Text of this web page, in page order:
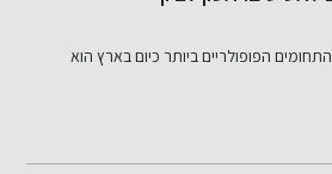
הפופולריים ביותר כיום בארץ הוא